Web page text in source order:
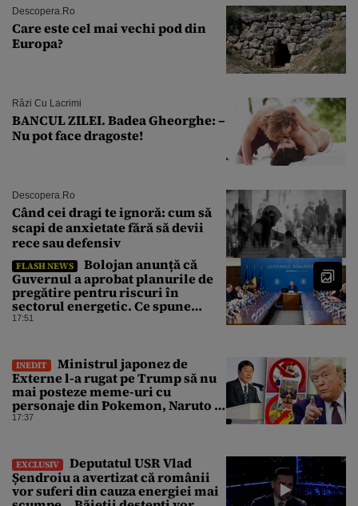
Descopera.ro
Care este cel mai vechi pod din
Europa?
Râzi Cu Lacrimi
BANCUL ZILEI. Badea Gheorghe: –
Nu pot face dragoste!
Descopera.ro
Când cei dragi te ignoră: cum să
scapi de anxietate fără să devii
rece sau defensiv
FLASH NEWS
Bolojan anunță că
Guvernul a aprobat planurile de
pregătire pentru riscuri în
sectorul energetic. Ce spune
premierul despre consumul
17:51
INEDIT
Ministrul japonez de
Externe l-a rugat pe Trump să nu
mai posteze meme-uri cu
personaje din Pokemon, Naruto și
Mario pe platformele social-
17:37
EXCLUSIV
Deputatul USR Vlad
Șendroiu a avertizat că românii
vor suferi din cauza energiei mai